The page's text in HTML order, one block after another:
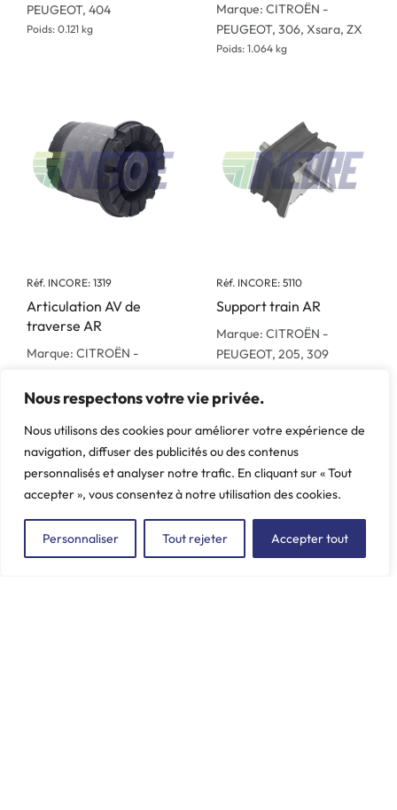
Nous respectons votre vie privée.
Nous utilisons des cookies pour améliorer votre expérience de
navigation, diffuser des publicités ou des contenus
personnalisés et analyser notre trafic. En cliquant sur « Tout
accepter », vous consentez à notre utilisation des cookies.
Personnaliser Tout rejeter Accepter tout
PEUGEOT, 404
Poids: 0.121 kg
Marque: CITROËN -
PEUGEOT, 306, Xsara, ZX
Poids: 1.064 kg
Réf. INCORE: 1319
Articulation AV de
traverse AR
Marque: CITROËN -
Partner, Xsara Picasso
Réf. INCORE: 5110
Support train AR
Marque: CITROËN -
PEUGEOT, 205, 309